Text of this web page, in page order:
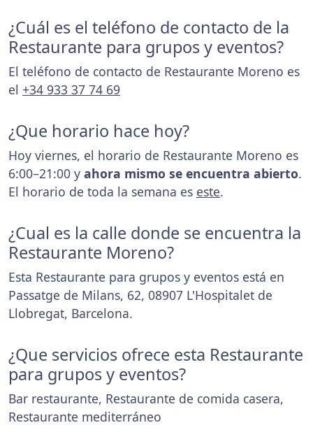
¿Cuál es el teléfono de contacto de la
Restaurante para grupos y eventos?
El teléfono de contacto de Restaurante Moreno es
el +34 933 37 74 69
¿Que horario hace hoy?
Hoy viernes, el horario de Restaurante Moreno es
6:00–21:00 y ahora mismo se encuentra abierto.
El horario de toda la semana es este.
¿Cual es la calle donde se encuentra la
Restaurante Moreno?
Esta Restaurante para grupos y eventos está en
Passatge de Milans, 62, 08907 L'Hospitalet de
Llobregat, Barcelona.
¿Que servicios ofrece esta Restaurante
para grupos y eventos?
Bar restaurante, Restaurante de comida casera,
Restaurante mediterráneo